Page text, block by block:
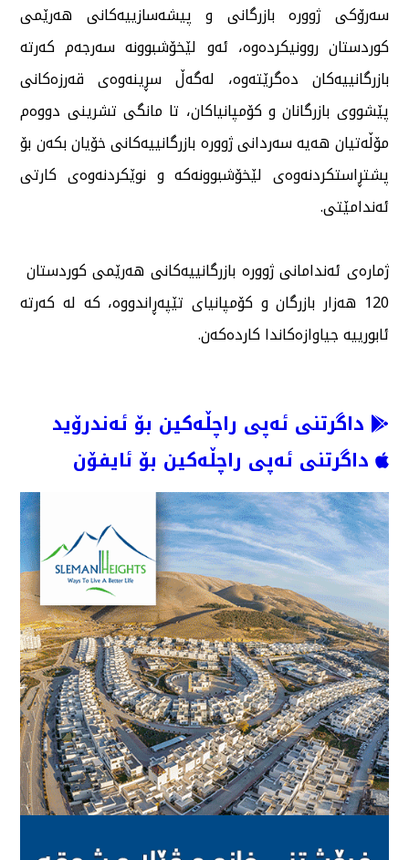
سەرۆكی ژوورە بازرگانی و پیشەسازییەكانی هەرێمی
كوردستان روونیكردەوە، ئەو لێخۆشبوونە سەرجەم كەرتە
بازرگانییەكان دەگرێتەوە، لەگەڵ سڕینەوەی قەرزەكانی
پێشووی بازرگانان و كۆمپانیاكان، تا مانگی تشرینی دووەم
مۆڵەتیان هەیە سەردانی ژوورە بازرگانییەكانی خۆیان بكەن بۆ
پشتڕاستكردنەوەی لێخۆشبوونەكە و نوێكردنەوەی كارتی
ئەندامێتی.
ژمارەی ئەندامانی ژوورە بازرگانییەكانی هەرێمی كوردستان
120 هەزار بازرگان و كۆمپانیای تێپەڕاندووە، كە لە كەرتە
ئابورییە جیاوازەكاندا كاردەكەن.
داگرتنی ئەپی راچڵەکین بۆ ئەندرۆید
داگرتنی ئەپی راچڵەکین بۆ ئایفۆن